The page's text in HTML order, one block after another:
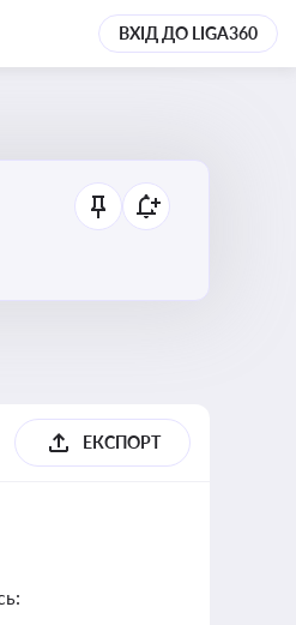
ВХІД ДО LIGA360
ЕКСПОРТ